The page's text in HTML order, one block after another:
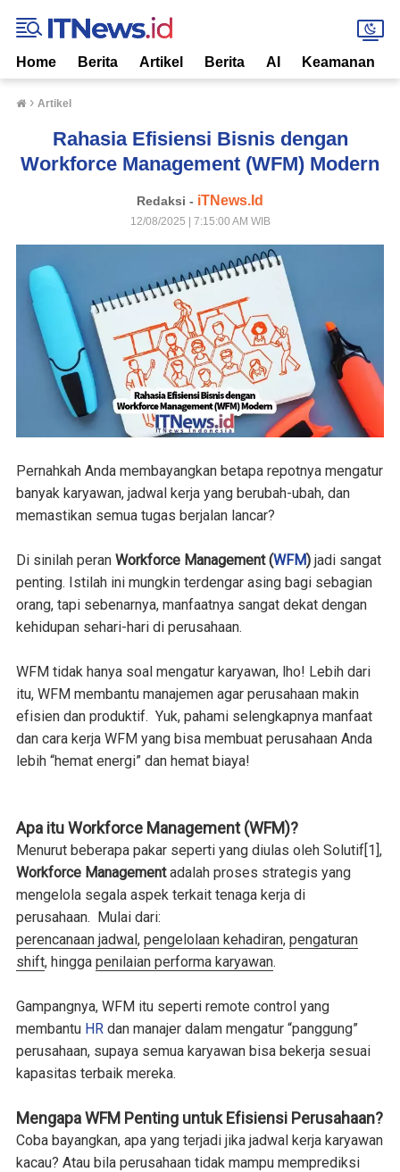
Home Berita Artikel Berita AI Keamanan
› Artikel
Rahasia Efisiensi Bisnis dengan
Workforce Management (WFM) Modern
Redaksi - iTNews.Id
12/08/2025 | 7:15:00 AM WIB
Pernahkah Anda membayangkan betapa repotnya mengatur
banyak karyawan, jadwal kerja yang berubah-ubah, dan
memastikan semua tugas berjalan lancar?
Di sinilah peran Workforce Management (WFM) jadi sangat
penting. Istilah ini mungkin terdengar asing bagi sebagian
orang, tapi sebenarnya, manfaatnya sangat dekat dengan
kehidupan sehari-hari di perusahaan.
WFM tidak hanya soal mengatur karyawan, lho! Lebih dari
itu, WFM membantu manajemen agar perusahaan makin
efisien dan produktif. Yuk, pahami selengkapnya manfaat
dan cara kerja WFM yang bisa membuat perusahaan Anda
lebih “hemat energi” dan hemat biaya!
Apa itu Workforce Management (WFM)?
Menurut beberapa pakar seperti yang diulas oleh Solutif[1],
Workforce Managementadalah proses strategis yang
mengelola segala aspek terkait tenaga kerja di
perusahaan. Mulai dari:
perencanaan jadwal, pengelolaan kehadiran, pengaturan
shift, hingga penilaian performa karyawan.
Gampangnya, WFM itu seperti remote control yang
membantu HR dan manajer dalam mengatur “panggung”
perusahaan, supaya semua karyawan bisa bekerja sesuai
kapasitas terbaik mereka.
Mengapa WFM Penting untuk Efisiensi Perusahaan?
Coba bayangkan, apa yang terjadi jika jadwal kerja karyawan
kacau? Atau bila perusahaan tidak mampu memprediksi